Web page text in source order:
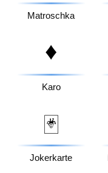
Matroschka
♦️
Karo
🃏
Jokerkarte